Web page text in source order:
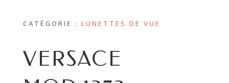
CATÉGORIE : LUNETTES DE VUE
VERSACE